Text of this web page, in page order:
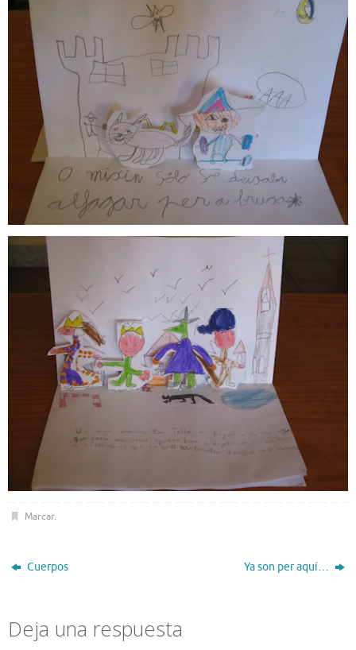
Marcar.
Cuerpos Ya son per aquí…
Deja una respuesta